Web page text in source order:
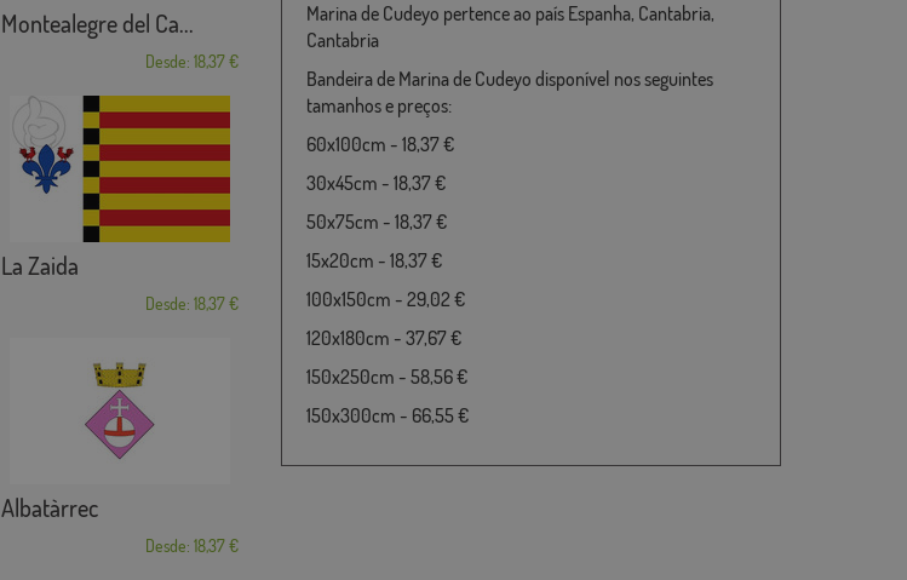
Montealegre del Ca...
Desde: 18,37 €
La Zaida
Desde: 18,37 €
Albatàrrec
Desde: 18,37 €
Marina de Cudeyo pertence ao país Espanha, Cantabria,
Cantabria
Bandeira de Marina de Cudeyo disponível nos seguintes
tamanhos e preços:
60x100cm - 18,37 €
30x45cm - 18,37 €
50x75cm - 18,37 €
15x20cm - 18,37 €
100x150cm - 29,02 €
120x180cm - 37,67 €
150x250cm - 58,56 €
150x300cm - 66,55 €